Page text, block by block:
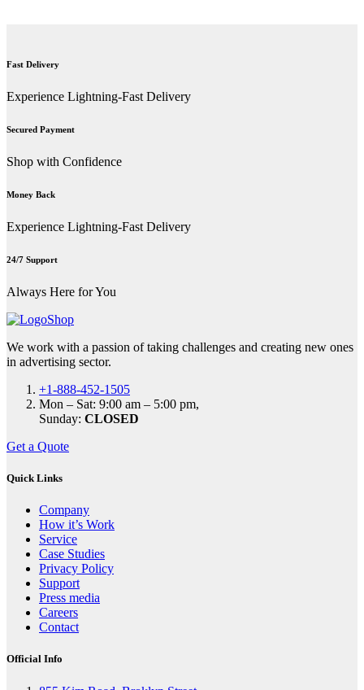
Fast Delivery
Experience Lightning-Fast Delivery
Secured Payment
Shop with Confidence
Money Back
Experience Lightning-Fast Delivery
24/7 Support
Always Here for You
We work with a passion of taking challenges and creating new ones
in advertising sector.
+1-888-452-1505
Mon – Sat: 9:00 am – 5:00 pm,
Sunday: CLOSED
Get a Quote
Quick Links
Company
How it’s Work
Service
Case Studies
Privacy Policy
Support
Press media
Careers
Contact
Official Info